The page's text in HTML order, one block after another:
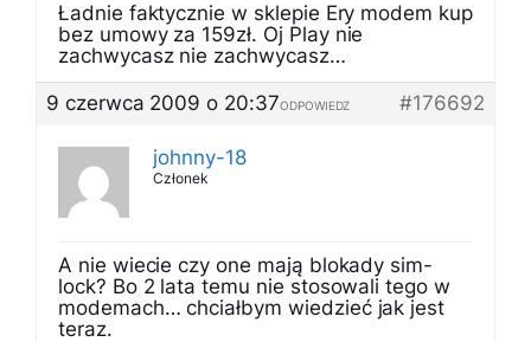
Ładnie faktycznie w sklepie Ery modem kup
bez umowy za 159zł. Oj Play nie
zachwycasz nie zachwycasz…
9 czerwca 2009 o 20:37
#176692
ODPOWIEDZ
johnny-18
Członek
A nie wiecie czy one mają blokady sim-
lock? Bo 2 lata temu nie stosowali tego w
modemach… chciałbym wiedzieć jak jest
teraz.